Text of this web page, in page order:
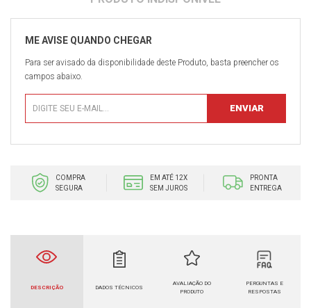
Para ser avisado da disponibilidade deste Produto, basta preencher os
campos abaixo.
COMPRA
SEGURA
EM ATÉ 12X
SEM JUROS
PRONTA
ENTREGA
DESCRIÇÃO DADOS TÉCNICOS
AVALIAÇÃO DO
PRODUTO
PERGUNTAS E
RESPOSTAS